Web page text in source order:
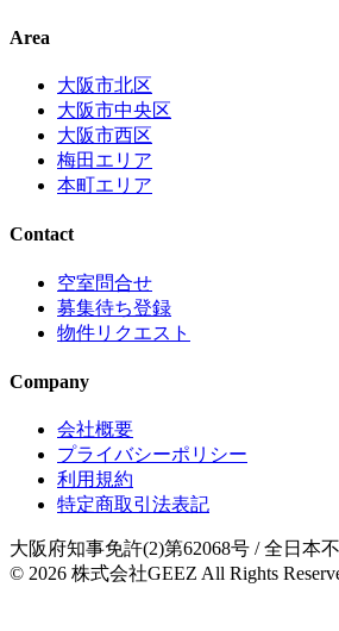
Area
大阪市北区
大阪市中央区
大阪市西区
梅田エリア
本町エリア
Contact
空室問合せ
募集待ち登録
物件リクエスト
Company
会社概要
プライバシーポリシー
利用規約
特定商取引法表記
大阪府知事免許(2)第62068号 / 全日本
© 2026 株式会社GEEZ All Rights